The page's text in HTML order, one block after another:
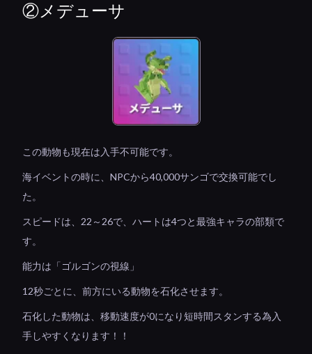
②メデューサ
この動物も現在は入手不可能です。
海イベントの時に、NPCから40,000サンゴで交換可能でし
た。
スピードは、22～26で、ハートは4つと最強キャラの部類で
す。
能力は「ゴルゴンの視線」
12秒ごとに、前方にいる動物を石化させます。
石化した動物は、移動速度が0になり短時間スタンする為入
手しやすくなります！！